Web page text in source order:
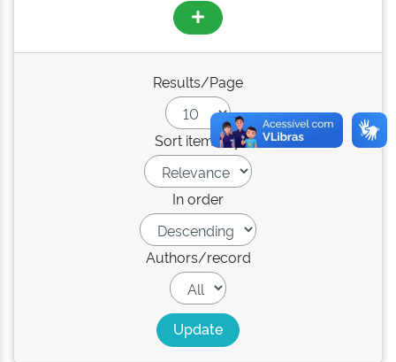
Results/Page
Sort items by
In order
Authors/record